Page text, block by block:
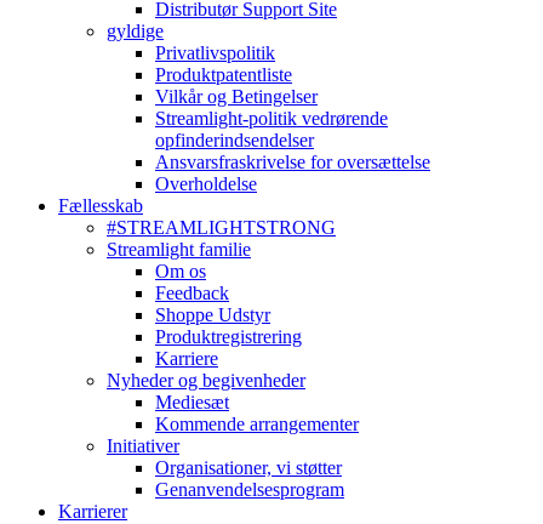
Distributør Support Site
gyldige
Privatlivspolitik
Produktpatentliste
Vilkår og Betingelser
Streamlight-politik vedrørende
opfinderindsendelser
Ansvarsfraskrivelse for oversættelse
Overholdelse
Fællesskab
#STREAMLIGHTSTRONG
Streamlight familie
Om os
Feedback
Shoppe Udstyr
Produktregistrering
Karriere
Nyheder og begivenheder
Mediesæt
Kommende arrangementer
Initiativer
Organisationer, vi støtter
Genanvendelsesprogram
Karrierer